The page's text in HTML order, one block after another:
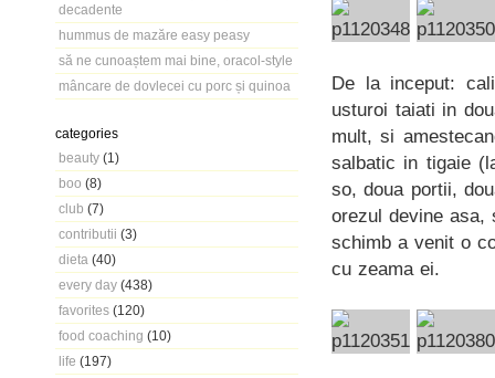
decadente
hummus de mazăre easy peasy
să ne cunoaștem mai bine, oracol-style
mâncare de dovlecei cu porc și quinoa
categories
beauty (1)
boo (8)
club (7)
contributii (3)
dieta (40)
every day (438)
favorites (120)
food coaching (10)
life (197)
De la inceput:
usturoi taiati in
mult, si
salbatic in tigaie
so, doua portii,
orezul devine
schimb a venit o
cu zeama ei.